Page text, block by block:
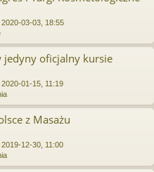
2020-03-03, 18:55
jedyny oficjalny kursie
2020-01-15, 11:19
z Masażu
2019-12-30, 11:00